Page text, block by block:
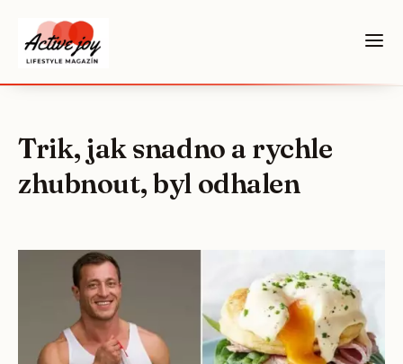
Trik, jak snadno a rychle
zhubnout, byl odhalen